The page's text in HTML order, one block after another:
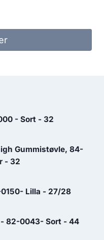
- Sort - 32
Gummistøvle, 84-
- 32
Lilla - 27/28
82-0043- Sort - 44